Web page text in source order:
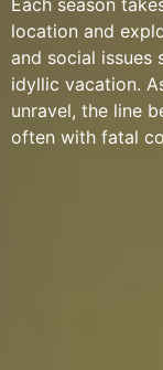
Each season
location and
and social issues
idyllic vacation.
unravel, the line
often with fatal